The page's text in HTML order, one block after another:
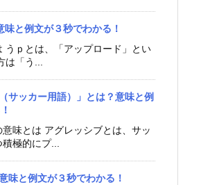
味と例文が３秒でわかる！
うｐとは、「アップロード」とい
「う...
サッカー用語）」とは？意味と例
意味とは アグレッシブとは、サッ
極的にプ...
味と例文が３秒でわかる！